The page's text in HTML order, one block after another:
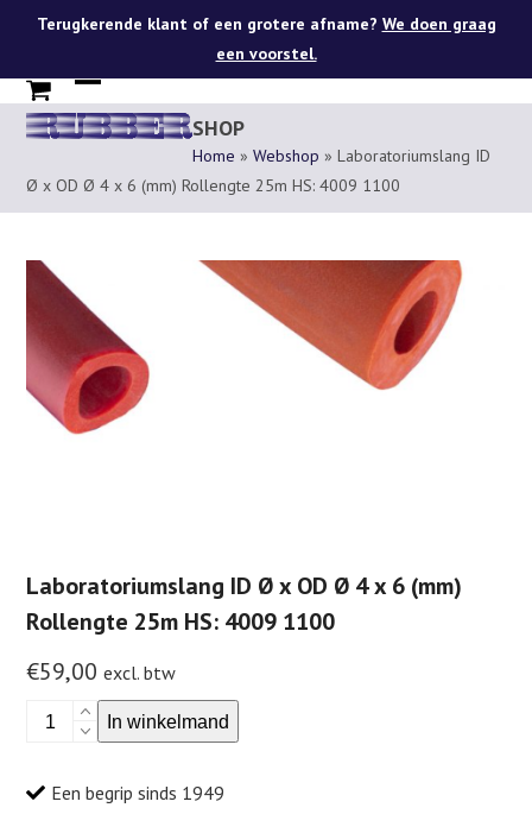
content
Terugkerende klant of een grotere afname? We doen graag
een voorstel.
Open
mobile
Close
mobile
SHOP
Home »Webshop »Laboratoriumslang ID
Ø x OD Ø 4 x 6 (mm) Rollengte 25m HS: 4009 1100
Laboratoriumslang ID Ø x OD Ø 4 x 6 (mm)
Rollengte 25m HS: 4009 1100
€59,00 excl. btw
Laboratoriumslang
x
In winkelmand
Een begrip sinds 1949